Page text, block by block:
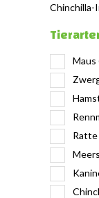
Chinchilla-
Maus
Ratte